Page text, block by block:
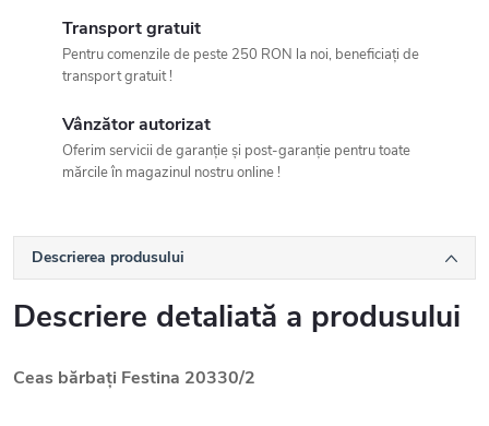
Transport gratuit
Pentru comenzile de peste 250 RON la noi, beneficiați de
transport gratuit !
Vânzător autorizat
Oferim servicii de garanție și post-garanție pentru toate
mărcile în magazinul nostru online !
Descrierea produsului
Descriere detaliată a produsului
Ceas bărbați Festina 20330/2